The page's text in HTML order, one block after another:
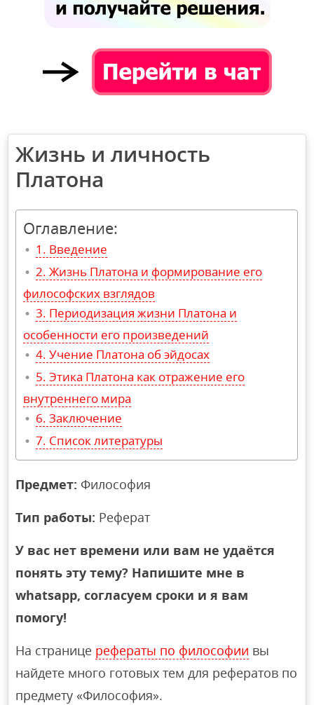
Жизнь и личность
Платона
Оглавление:
Введение
Жизнь Платона и формирование его
философских взглядов
Периодизация жизни Платона и
особенности его произведений
Учение Платона об эйдосах
Этика Платона как отражение его
внутреннего мира
Заключение
Список литературы
Предмет: Философия
Тип работы: Реферат
У вас нет времени или вам не удаётся
понять эту тему? Напишите мне в
whatsapp, согласуем сроки и я вам
помогу!
На странице рефераты по философии вы
найдете много готовых тем для рефератов по
предмету «Философия».